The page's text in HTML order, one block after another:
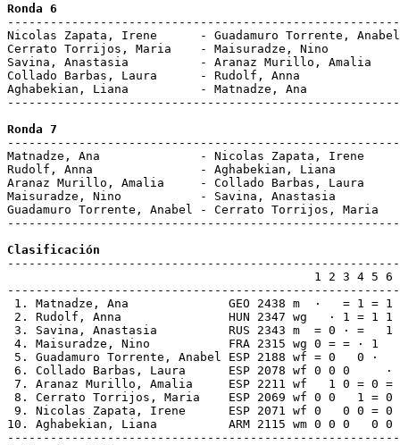
Ronda 6
Nicolas Zapata, Irene      - Guadamuro Torrente,
Cerrato Torrijos, Maria    - Maisuradze, Nino
Savina, Anastasia          - Aranaz Murillo, Amalia
Collado Barbas, Laura      - Rudolf, Anna
Aghabekian, Liana          - Matnadze, Ana
Ronda 7
Matnadze, Ana              - Nicolas Zapata, Irene
Rudolf, Anna               - Aghabekian, Liana
Aranaz Murillo, Amalia     - Collado Barbas, Laura
Maisuradze, Nino           - Savina, Anastasia
Guadamuro Torrente, Anabel - Cerrato Torrijos, Maria
Clasificación
1 2 3 4 5 6
1. Matnadze, Ana              GEO 2438 m  ·   = 1
2. Rudolf, Anna               HUN 2347 wg   · 1 =
3. Savina, Anastasia          RUS 2343 m  = 0 · =
4. Maisuradze, Nino           FRA 2315 wg 0 = =
5. Guadamuro Torrente, Anabel ESP 2188 wf = 0   0
6. Collado Barbas, Laura      ESP 2078 wf 0 0 0
7. Aranaz Murillo, Amalia     ESP 2211 wf   1 0 =
8. Cerrato Torrijos, Maria    ESP 2069 wf 0 0   1
9. Nicolas Zapata, Irene      ESP 2071 wf 0   0 0
10. Aghabekian, Liana          ARM 2115 wm 0 0 0